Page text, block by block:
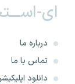
ای-
درباره ما
تماس با ما
دانلود